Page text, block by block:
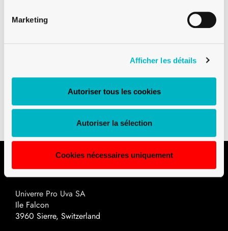
Marketing
Afficher les détails
Autoriser tous les cookies
Autoriser la sélection
Cookies nécessaires uniquement
Téléchargements
Contact
Univerre Pro Uva SA
Ile Falcon
3960 Sierre, Switzerland